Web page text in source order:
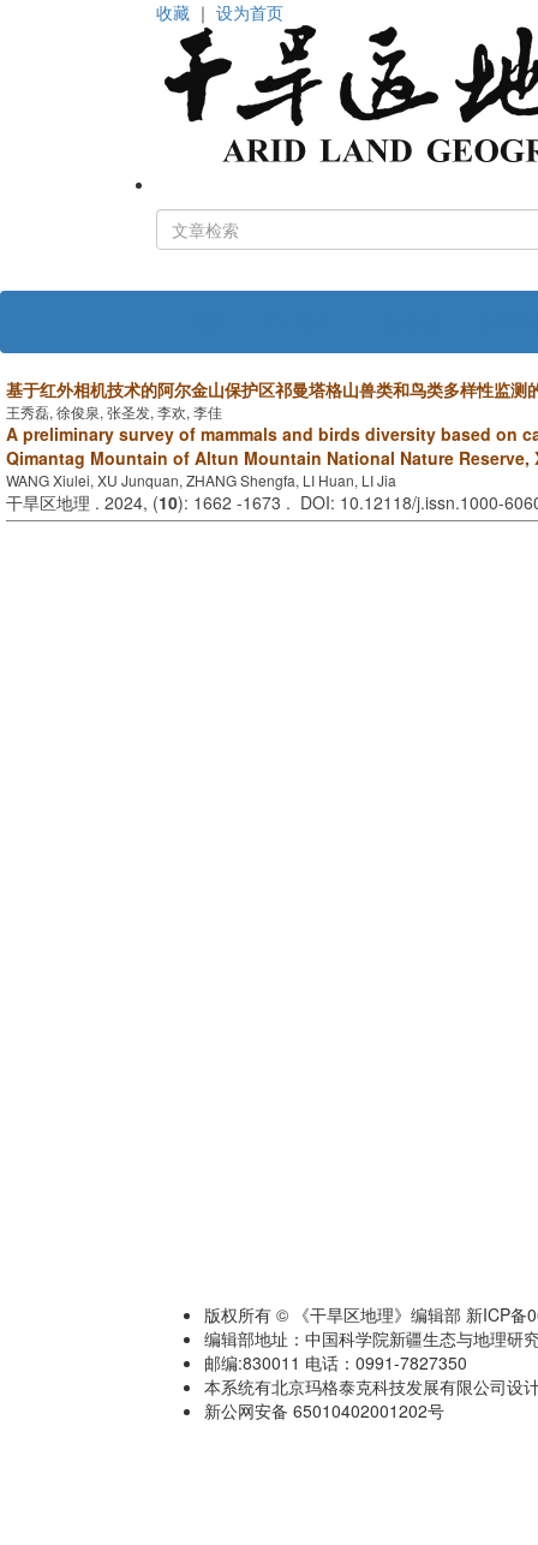
收藏 ｜ 设为首页
基于红外相机技术的阿尔金山保护区祁曼塔格山兽类和鸟类多样性监测
王秀磊, 徐俊泉, 张圣发, 李欢, 李佳
A preliminary survey of mammals and birds diversity based on
Qimantag Mountain of Altun Mountain National Nature Reserve,
WANG Xiulei, XU Junquan, ZHANG Shengfa, LI Huan, LI Jia
干旱区地理 . 2024, (10): 1662 -1673 . DOI: 10.12118/j.issn.1000-
版权所有 © 《干旱区地理》编辑部 新ICP备
编辑部地址：中国科学院新疆生态与地理研
邮编:830011 电话：0991-7827350
本系统有北京玛格泰克科技发展有限公司设
新公网安备 65010402001202号